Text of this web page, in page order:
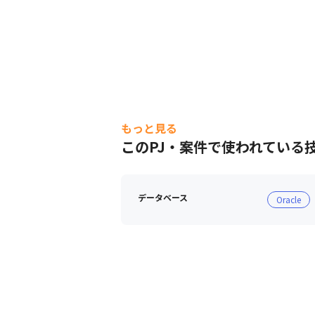
もっと見る
このPJ・案件で使われている
データベース Oracle